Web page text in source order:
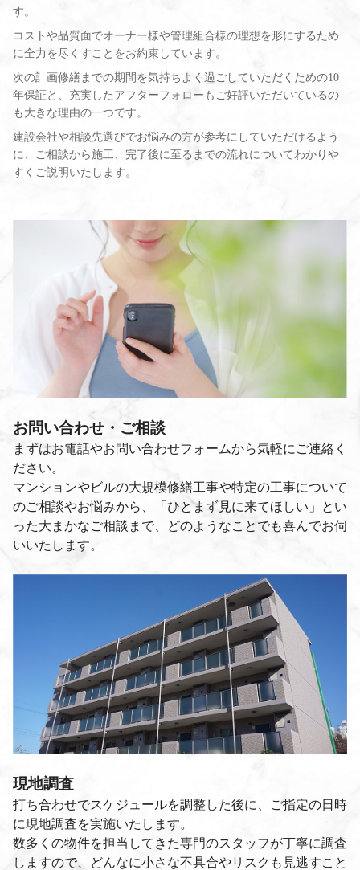
す。
コストや品質面でオーナー様や管理組合様の理想を形にするため
に全力を尽くすことをお約束しています。
次の計画修繕までの期間を気持ちよく過ごしていただくための10
年保証と、充実したアフターフォローもご好評いただいているの
も大きな理由の一つです。
建設会社や相談先選びでお悩みの方が参考にしていただけるよう
に、ご相談から施工、完了後に至るまでの流れについてわかりや
すくご説明いたします。
お問い合わせ・ご相談
まずはお電話やお問い合わせフォームから気軽にご連絡く
ださい。
マンションやビルの大規模修繕工事や特定の工事について
のご相談やお悩みから、「ひとまず見に来てほしい」とい
った大まかなご相談まで、どのようなことでも喜んでお伺
いいたします。
現地調査
打ち合わせでスケジュールを調整した後に、ご指定の日時
に現地調査を実施いたします。
数多くの物件を担当してきた専門のスタッフが丁寧に調査
しますので、どんなに小さな不具合やリスクも見逃すこと